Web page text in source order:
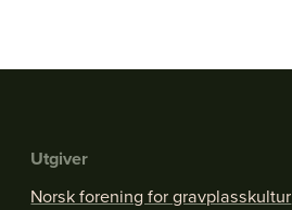
Utgiver
Norsk forening for gravplasskultur